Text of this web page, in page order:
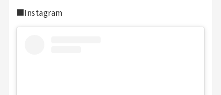
■Instagram